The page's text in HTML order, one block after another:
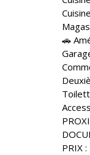
🚗
PRIX